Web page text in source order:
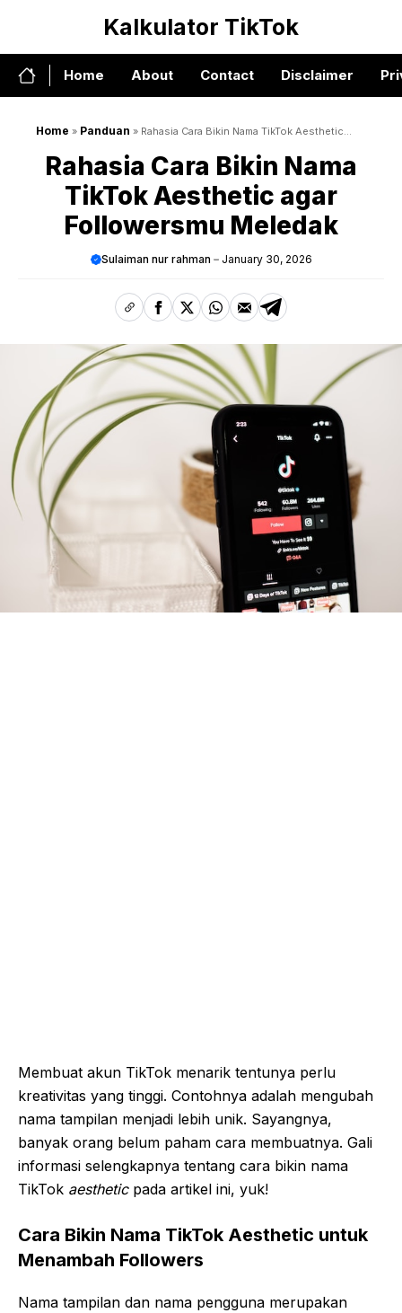
content
Kalkulator TikTok
Home About Contact Disclaimer
Home » Panduan » Rahasia Cara Bikin Nama TikTok Aesthetic
agar Followersmu Meledak
Rahasia Cara Bikin Nama
TikTok Aesthetic agar
Followersmu Meledak
Sulaiman nur rahman January 30, 2026
Membuat akun TikTok menarik tentunya perlu
kreativitas yang tinggi. Contohnya adalah mengubah
nama tampilan menjadi lebih unik. Sayangnya,
banyak orang belum paham cara membuatnya. Gali
informasi selengkapnya tentang cara bikin nama
TikTok aestheticpada artikel ini, yuk!
Cara Bikin Nama TikTok Aesthetic untuk
Menambah Followers
Nama tampilan dan nama pengguna merupakan